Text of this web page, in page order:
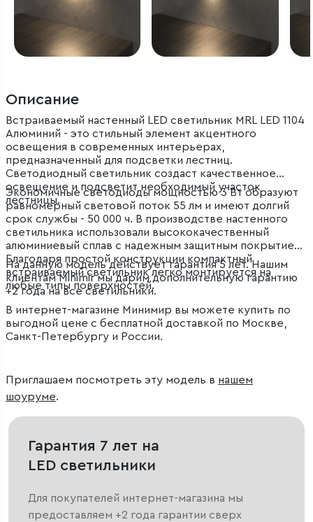
Описание
Встраиваемый настенный LED светильник MRL LED 1104
Алюминий - это стильный элемент акцентного
освещения в современных интерьерах,
предназначенный для подсветки лестниц.
Светодиодный светильник создаст качественное
освещение и подсветит необходимый участок
лестницы.
Экономичные светодиоды мощностью 3 Вт образуют
равномерный световой поток 55 лм и имеют долгий
срок службы - 50 000 ч. В производстве настенного
светильника использовали высококачественный
алюминиевый сплав с надежным защитным покрытием.
Благодаря простой конструкции компактный
встраиваемый светильник легко монтируется на
любые типы поверхностей.
На данную модель действует гарантия 5 лет. Нашим
клиентам Minimir мы дарим дополнительную гарантию
+2 года на все светильники.
В интернет-магазине Минимир вы можете купить по
выгодной цене с бесплатной доставкой по Москве,
Санкт-Петербургу и России.
Приглашаем посмотреть эту модель в нашем
шоуруме.
Гарантия 7 лет на
LED светильники
Для покупателей интернет-магазина мы
предоставляем +2 года гарантии сверх